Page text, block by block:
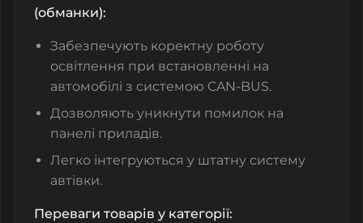
(обманки):
Забезпечують коректну роботу
освітлення при встановленні на
автомобілі з системою CAN-BUS.
Дозволяють уникнути помилок на
панелі приладів.
Легко інтегруються у штатну систему
автівки.
Переваги товарів у категорії: